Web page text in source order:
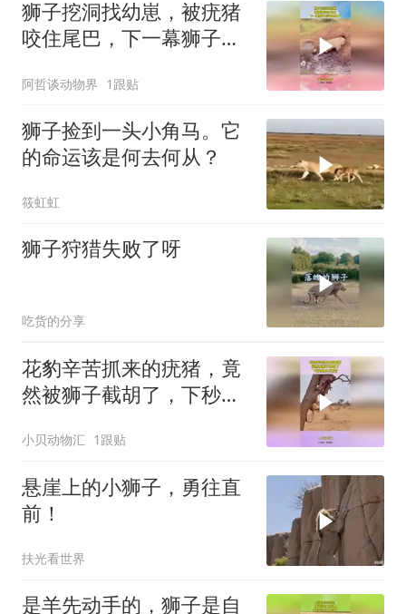
狮子挖洞找幼崽，被疣猪
咬住尾巴，下一幕狮子后
阿哲谈动物界 1跟贴
狮子捡到一头小角马。它
的命运该是何去何从？
筱虹虹
狮子狩猎失败了呀
吃货的分享
花豹辛苦抓来的疣猪，竟
然被狮子截胡了，下秒根
小贝动物汇 1跟贴
悬崖上的小狮子，勇往直
前！
扶光看世界
是羊先动手的，狮子是自